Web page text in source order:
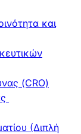
και
(CRO)
(Διπλή